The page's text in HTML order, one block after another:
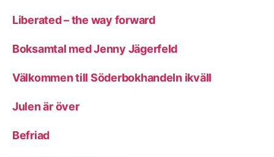
Liberated – the way forward
Boksamtal med Jenny Jägerfeld
Välkommen till Söderbokhandeln ikväll
Julen är över
Befriad